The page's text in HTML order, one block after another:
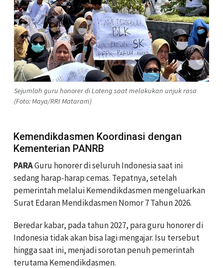
Sejumlah guru honorer di Loteng saat melakukan unjuk rasa
(Foto: Maya/RRI Mataram)
Kemendikdasmen Koordinasi dengan
Kementerian PANRB
PARAGuru honorer di seluruh Indonesia saat ini
sedang harap-harap cemas. Tepatnya, setelah
pemerintah melalui Kemendikdasmen mengeluarkan
Surat Edaran Mendikdasmen Nomor 7 Tahun 2026.
Beredar kabar, pada tahun 2027, para guru honorer di
Indonesia tidak akan bisa lagi mengajar. Isu tersebut
hingga saat ini, menjadi sorotan penuh pemerintah
terutama Kemendikdasmen.